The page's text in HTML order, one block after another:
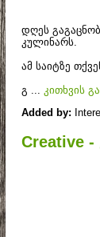
დღეს
კულინარს.
ამ საიტზე
გ
კითხვის
Added by:
Creative -